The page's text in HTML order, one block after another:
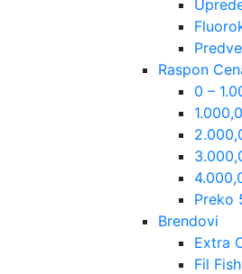
Raspon
0 –
Preko
Brendovi
Extra
Fil